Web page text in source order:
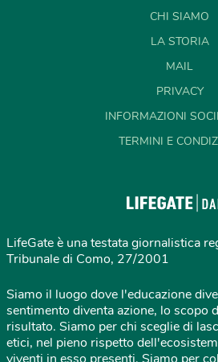
CHI SIAMO
LA STORIA
MAIL
PRIVACY
INFORMAZIONI
TERMINI E
LifeGate è una testata giornalistica
Tribunale di Como, 27/2001
Siamo il luogo dove l'educazione
sentimento diventa azione, lo scopo
risultato. Siamo per chi sceglie di
etici, nel pieno rispetto